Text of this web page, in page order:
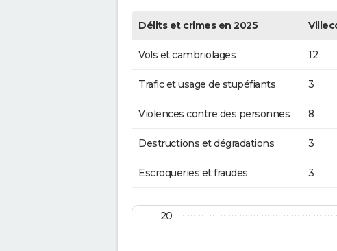
Délits et crimes en 2025
Vols et cambriolages 12
Trafic et usage de stupéfiants 3
Violences contre des personnes 8
Destructions et dégradations 3
Escroqueries et fraudes 3
20